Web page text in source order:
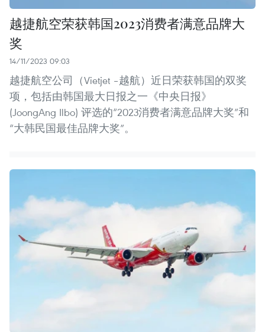
越捷航空荣获韩国2023消费者满意品牌大
奖
14/11/2023 09:03
越捷航空公司（Vietjet –越航）近日荣获韩国的双奖
项，包括由韩国最大日报之一《中央日报》
(JoongAng Ilbo) 评选的“2023消费者满意品牌大奖”和
“大韩民国最佳品牌大奖”。